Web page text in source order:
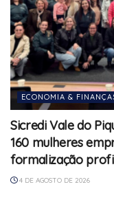
ECONOMIA &
Sicredi Vale do
160 mulheres
formalização
4 DE AGOSTO DE 2026